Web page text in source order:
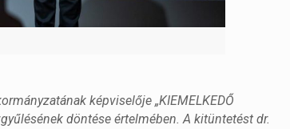
képviselője „KIEMELKEDŐ
döntése értelmében. A kitüntetést dr.